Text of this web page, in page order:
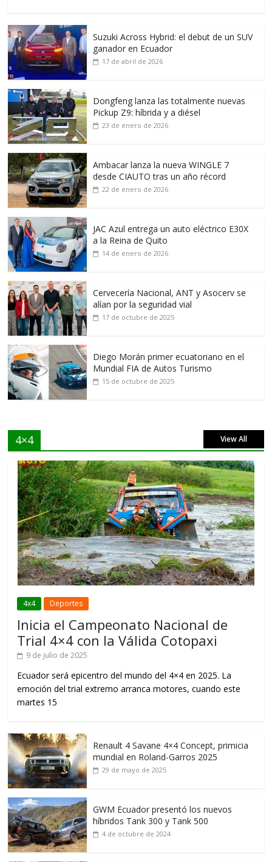
Suzuki Across Hybrid: el debut de un SUV
ganador en Ecuador
17 de abril de 2026
Dongfeng lanza las totalmente nuevas
Pickup Z9: híbrida y a diésel
23 de enero de 2026
Ambacar lanza la nueva WINGLE 7
desde CIAUTO tras un año récord
22 de enero de 2026
JAC Azul entrega un auto eléctrico E30X
a la Reina de Quito
14 de enero de 2026
Cervecería Nacional, ANT y Asocerv se
alían por la seguridad vial
17 de octubre de 2025
Diego Morán primer ecuatoriano en el
Mundial FIA de Autos Turismo
15 de octubre de 2025
4×4 View All
4x4 Deportes
Inicia el Campeonato Nacional de
Trial 4×4 con la Válida Cotopaxi
9 de julio de 2025
Ecuador será epicentro del mundo del 4×4 en 2025. La
emoción del trial extremo arranca motores, cuando este
martes 15
Renault 4 Savane 4×4 Concept, primicia
mundial en Roland-Garros 2025
29 de mayo de 2025
GWM Ecuador presentó los nuevos
híbridos Tank 300 y Tank 500
4 de octubre de 2024